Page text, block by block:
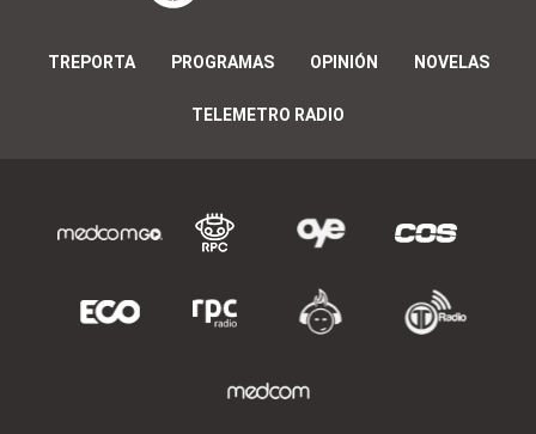
TREPORTA PROGRAMAS OPINIÓN NOVELAS
TELEMETRO RADIO